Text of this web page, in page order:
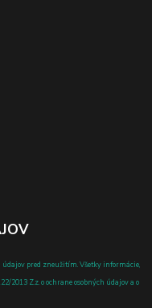
pred zneužitím. Všetky informácie,
2013 Z.z. o ochrane osobných údajov a o